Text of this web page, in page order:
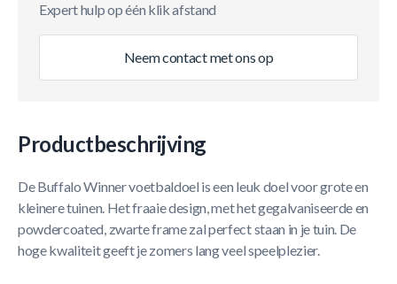
Expert hulp op één klik afstand
Neem contact met ons op
Productbeschrijving
De Buffalo Winner voetbaldoel is een leuk doel voor grote en
kleinere tuinen. Het fraaie design, met het gegalvaniseerde en
powdercoated, zwarte frame zal perfect staan in je tuin. De
hoge kwaliteit geeft je zomers lang veel speelplezier.